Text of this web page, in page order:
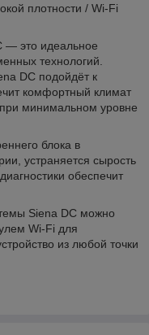
плотности / Wi-Fi
— это идеальное
технологий.
DC подойдёт к
комфортный климат
минимальном уровне
блока в
устраняется сырость
обеспечит
Siena DC можно
Wi-Fi для
из любой точки